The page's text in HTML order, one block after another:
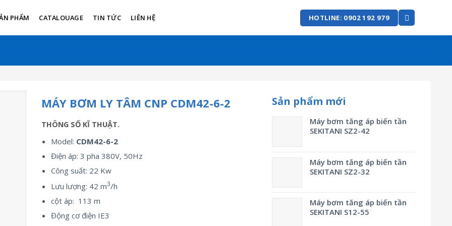
PHẨM CATALOUAGE TIN TỨC LIÊN HỆ HOTLINE: 0902 192 979
Sản phẩm mới
Máy bơm tăng áp biến tần
SEKITANI SZ2-42
Máy bơm tăng áp biến tần
SEKITANI SZ2-32
Máy bơm tăng áp biến tần
SEKITANI S12-55
MÁY BƠM LY TÂM CNP CDM42-6-2
THÔNG SỐ KĨ THUẬT.
Model: CDM42-6-2
Điện áp: 3 pha 380V, 50Hz
Công suất: 22 Kw
Lưu lượng: 42 m3/h
cột áp: 113 m
Động cơ điện IE3